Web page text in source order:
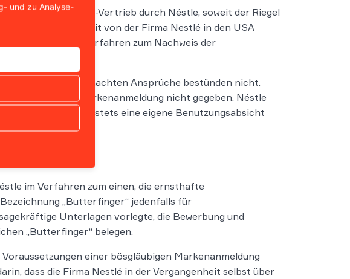
den Butterfinger-Vertrieb durch Néstle, soweit der Riegel
wie der seinerzeit von der Firma Nestlé in den USA
im hiesigen Verfahren zum Nachweis der
Marke vorgelegt.
geltend gemachten Ansprüche bestünden nicht.
Markenanmeldung nicht gegeben. Néstle
sondern stets eine eigene Benutzungsabsicht
im Verfahren zum einen, die ernsthafte
„Butterfinger“ jedenfalls für
Unterlagen vorlegte, die Bewerbung und
„Butterfinger“ belegen.
einer bösgläubigen Markenanmeldung
dass die Firma Nestlé in der Vergangenheit selbst über
und zu Analyse-